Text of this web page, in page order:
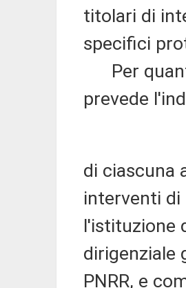
titolari di
specifici
Per
prevede
di ciascuna
interventi
l'istituzione
dirigenziale
PNRR, e